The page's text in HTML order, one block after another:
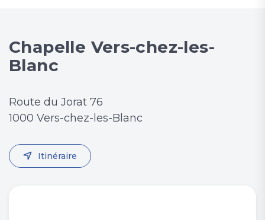
Chapelle Vers-chez-les-
Blanc
Route du Jorat 76
1000 Vers-chez-les-Blanc
Itinéraire